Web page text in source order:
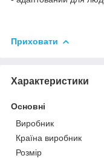
Приховати
Характеристики
Основні
Виробник
Країна виробник
Розмір